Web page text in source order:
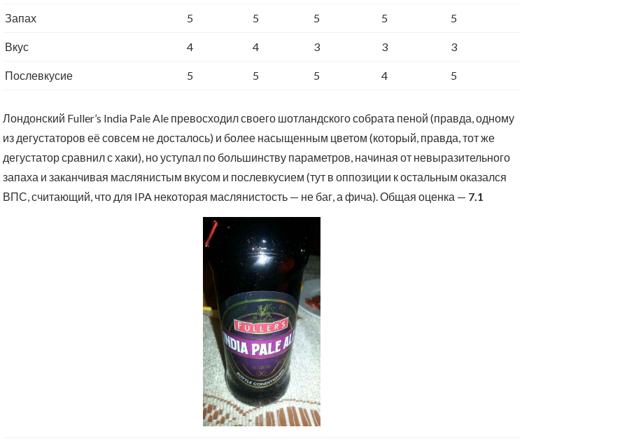
Запах 5 5 5 5 5
Вкус 4 4 3 3 3
Послевкусие 5 5 5 4 5
Лондонский Fuller’s India Pale Ale превосходил своего шотландского собрата пеной (правда, одному
из дегустаторов её совсем не досталось) и более насыщенным цветом (который, правда, тот же
дегустатор сравнил с хаки), но уступал по большинству параметров, начиная от невыразительного
запаха и заканчивая маслянистым вкусом и послевкусием (тут в оппозиции к остальным оказался
ВПС, считающий, что для IPA некоторая маслянистость — не баг, а фича). Общая оценка — 7.1